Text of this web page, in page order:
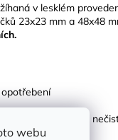
webu
v lesklém
23x23 mm a 48x48
odolává vlhkosti a